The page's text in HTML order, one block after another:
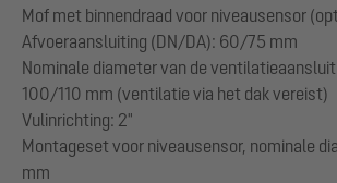
Mof met binnendraad voor niveausensor
Afvoeraansluiting (DN/DA): 60/75 mm
Nominale diameter van de
100/110 mm (ventilatie via het dak vereist)
Vulinrichting: 2"
Montageset voor niveausensor, nominale
mm